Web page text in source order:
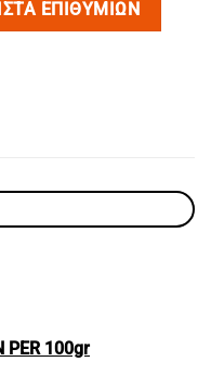
ΕΠΙΘΥΜΙΏΝ
100gr